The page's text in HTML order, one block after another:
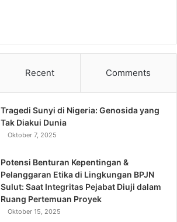
Recent Comments
Tragedi Sunyi di Nigeria: Genosida yang
Tak Diakui Dunia
Oktober 7, 2025
Potensi Benturan Kepentingan &
Pelanggaran Etika di Lingkungan BPJN
Sulut: Saat Integritas Pejabat Diuji dalam
Ruang Pertemuan Proyek
Oktober 15, 2025